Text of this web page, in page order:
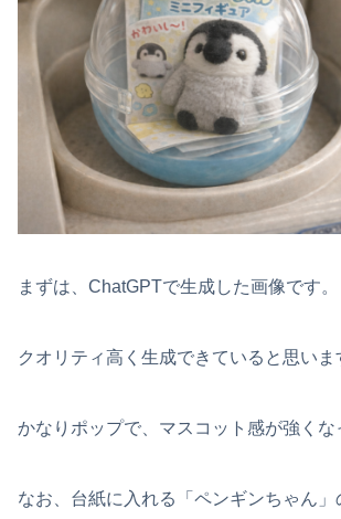
まずは、ChatGPTで生成した画像です。
クオリティ高く生成できていると思いま
かなりポップで、マスコット感が強くな
なお、台紙に入れる「ペンギンちゃん」